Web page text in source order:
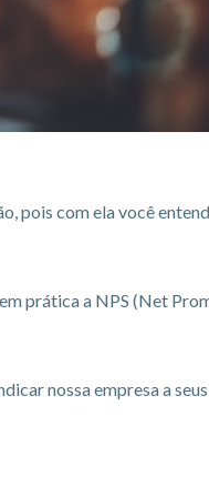
pois com ela você
prática a NPS (Net
nossa empresa a